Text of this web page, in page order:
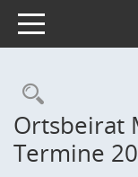
Toggle navigation
Ortsbeirat
Termine